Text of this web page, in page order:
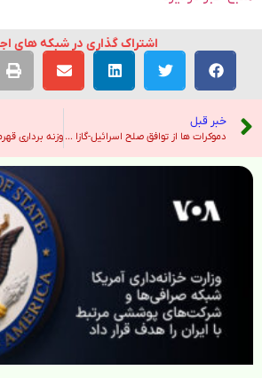
اشتراک گذاری در شبکه های
خبر قبل
دموکرات ها از توافق صلح اسرائیل-گازا ستایش می کنند ، اما نه ترامپ به دلیل جعل آن – نیویورک تایمز